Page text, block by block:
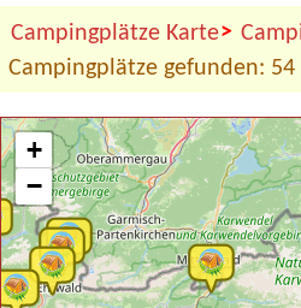
Campingplätze Karte>
Campingplätze gefunden: 54
+
−